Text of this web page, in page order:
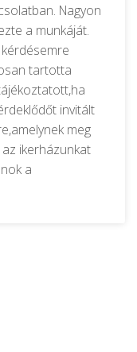
Nagyon
a munkáját.
tartotta
invitált
meg
ikerházunkat
a